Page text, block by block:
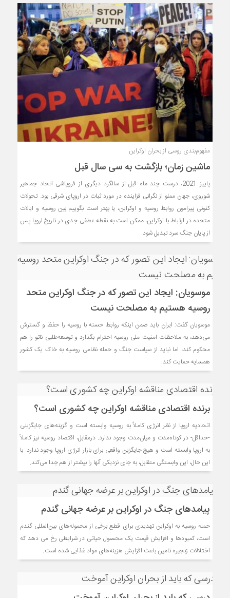
مفهوم‌بندی روسی از بحران اوکراین
ماشین زمان؛ بازگشت به سی سال قبل
پاییز 2021، درست چند ماه قبل از سالگرد دیگری از فروپاشی اتحاد جماهیر
شوروی، جهان مملو از نگرانی فزاینده در مورد ثبات در اروپای شرقی بود. تحولات
کنونی پیرامون روابط روسیه و اوکراین، یا بهتر است بگوییم بین روسیه و ایالات
متحده در ارتباط با اوکراین، ممکن است به نقطه عطفی جدی در تاریخ اروپا پس
از پایان جنگ سرد تبدیل شود.
موسویان: ایجاد این تصور که در جنگ اوکراین متحد
روسیه هستیم به مصلحت نیست
موسویان گفت: ایران باید ضمن اینکه روابط حسنه با روسیه را حفظ و گسترش
می‌دهد، به ملاحظات امنیت ملی روسیه احترام بگذارد و توسعه‌طلبی ناتو را هم
محکوم کند، اما نباید از سیاست جنگ و حمله نظامی روسیه به خاک یک کشور
همسایه حمایت کند.
برنده اقتصادی مناقشه اوکراین چه کشوری است؟
اتحادیه اروپا از نظر انرژی کاملاً به روسیه وابسته است و گزینه‌های جایگزینی
-حداقل- در کوتاه‌مدت و میان‌مدت وجود ندارد. درمقابل، اقتصاد روسیه نیز کاملاً
به اروپا وابسته است و هیچ جایگزین واقعی برای بازار انرژی اروپا وجود ندارد. با
این حال، این وابستگی متقابل، به جای نزدیکی آنها را بیشتر از هم جدا می‌کند.
پیامدهای جنگ در اوکراین بر عرضه جهانی گندم
حمله روسیه به اوکراین تهدیدی برای قطع برخی از محموله‌های بین‌المللی گندم
است، کمبودها و افزایش قیمت یک محصول حیاتی در شرایطی رخ می دهد که
اختلالات زنجیره تامین باعث افزایش هزینه‌های مواد غذایی شده است.